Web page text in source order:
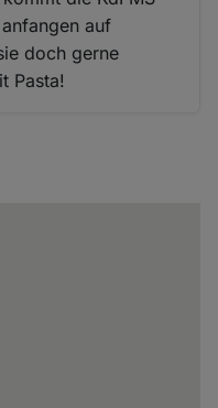
auf
doch gerne
Pasta!